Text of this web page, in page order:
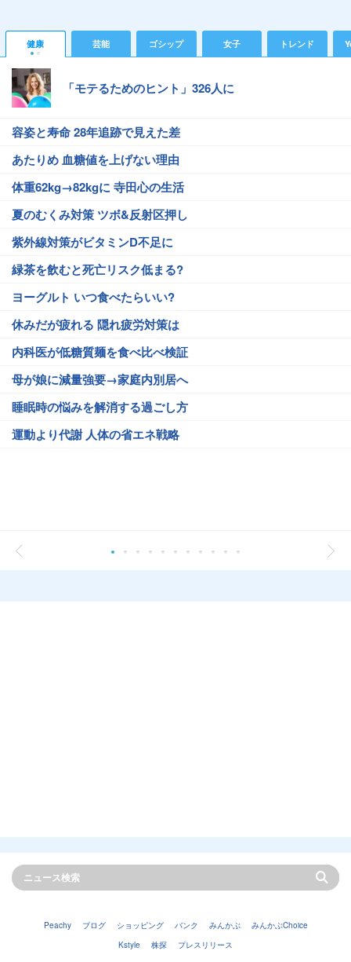
健康 芸能 ゴシップ 女子 トレンド
「モテるためのヒント」326人に
容姿と寿命 28年追跡で見えた差
あたりめ 血糖値を上げない理由
体重62kg→82kgに 寺田心の生活
夏のむくみ対策 ツボ&反射区押し
紫外線対策がビタミンD不足に
緑茶を飲むと死亡リスク低まる?
ヨーグルト いつ食べたらいい?
休みだが疲れる 隠れ疲労対策は
内科医が低糖質麺を食べ比べ検証
母が娘に減量強要→家庭内別居へ
睡眠時の悩みを解消する過ごし方
運動より代謝 人体の省エネ戦略
Peachy ブログ ショッピング バンク みんかぶ
みんかぶChoice
Kstyle
株探 プレスリリース